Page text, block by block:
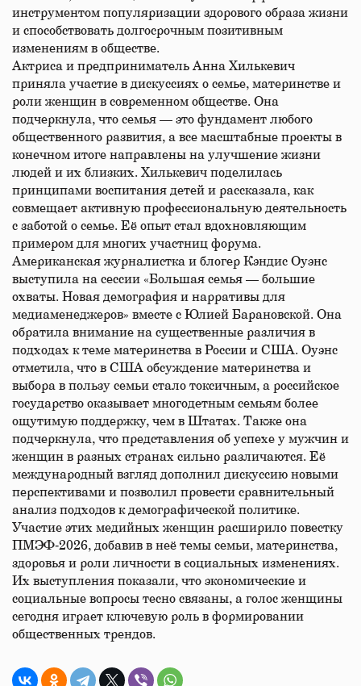
инструментом популяризации здорового образа жизни
и способствовать долгосрочным позитивным
изменениям в обществе.
Актриса и предприниматель Анна Хилькевич
приняла участие в дискуссиях о семье, материнстве и
роли женщин в современном обществе. Она
подчеркнула, что семья — это фундамент любого
общественного развития, а все масштабные проекты в
конечном итоге направлены на улучшение жизни
людей и их близких. Хилькевич поделилась
принципами воспитания детей и рассказала, как
совмещает активную профессиональную деятельность
с заботой о семье. Её опыт стал вдохновляющим
примером для многих участниц форума.
Американская журналистка и блогер Кэндис Оуэнс
выступила на сессии «Большая семья — большие
охваты. Новая демография и нарративы для
медиаменеджеров» вместе с Юлией Барановской. Она
обратила внимание на существенные различия в
подходах к теме материнства в России и США. Оуэнс
отметила, что в США обсуждение материнства и
выбора в пользу семьи стало токсичным, а российское
государство оказывает многодетным семьям более
ощутимую поддержку, чем в Штатах. Также она
подчеркнула, что представления об успехе у мужчин и
женщин в разных странах сильно различаются. Её
международный взгляд дополнил дискуссию новыми
перспективами и позволил провести сравнительный
анализ подходов к демографической политике.
Участие этих медийных женщин расширило повестку
ПМЭФ‑2026, добавив в неё темы семьи, материнства,
здоровья и роли личности в социальных изменениях.
Их выступления показали, что экономические и
социальные вопросы тесно связаны, а голос женщины
сегодня играет ключевую роль в формировании
общественных трендов.